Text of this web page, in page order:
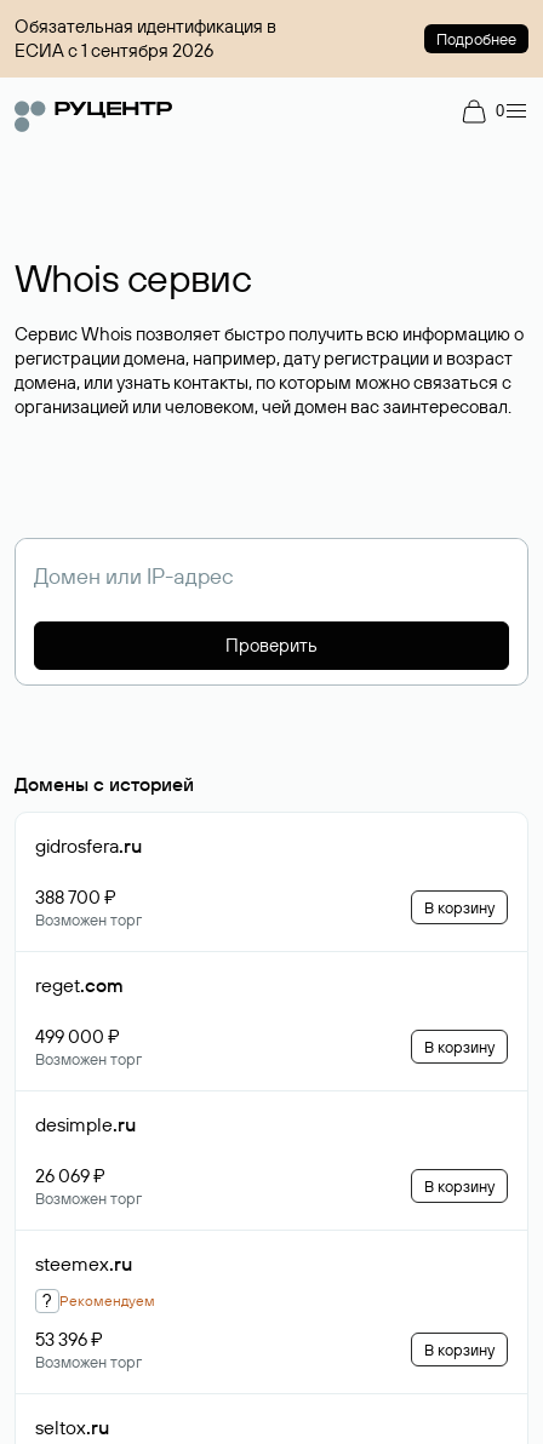
Обязательная идентификация в
ЕСИА с 1 сентября 2026
Подробнее
0
Whois сервис
Сервис Whois позволяет быстро получить всю информацию о
регистрации домена, например, дату регистрации и возраст
домена, или узнать контакты, по которым можно связаться с
организацией или человеком, чей домен вас заинтересовал.
Проверить
Домены с историей
gidrosfera.ru
388 700 ₽
Возможен торг
В корзину
reget.com
499 000 ₽
Возможен торг
В корзину
desimple.ru
26 069 ₽
Возможен торг
В корзину
steemex.ru
? Рекомендуем
53 396 ₽
Возможен торг
В корзину
seltox.ru